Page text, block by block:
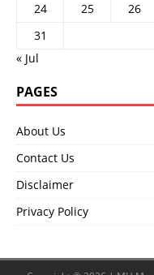
24
25 26
31
« Jul
PAGES
About Us
Contact Us
Disclaimer
Privacy Policy